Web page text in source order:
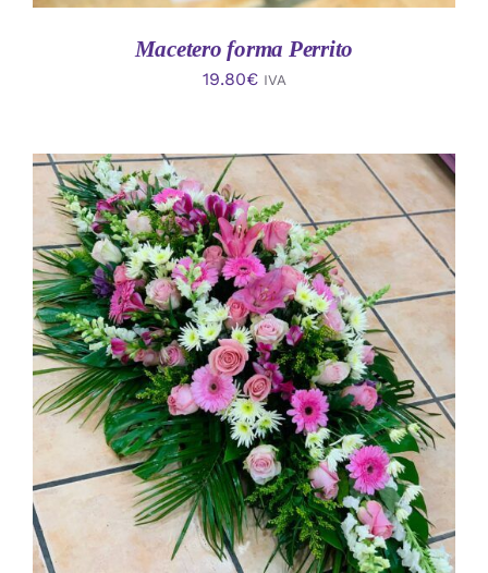
Macetero forma Perrito
19.80€ IVA
AÑADIR AL CARRITO
/
DETALLES